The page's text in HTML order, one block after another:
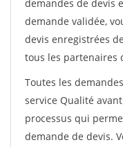
demandes de devis
demande validée,
devis enregistrées
tous les partenaires
Toutes les
service Qualité
processus qui
demande de devis.